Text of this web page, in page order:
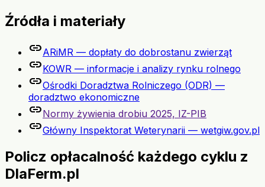
Źródła i materiały
linkARiMR — dopłaty do dobrostanu zwierząt
linkKOWR — informacje i analizy rynku rolnego
linkOśrodki Doradztwa Rolniczego (ODR) —
doradztwo ekonomiczne
linkNormy żywienia drobiu 2025, IZ-PIB
linkGłówny Inspektorat Weterynarii — wetgiw.gov.pl
Policz opłacalność każdego cyklu z
DlaFerm.pl